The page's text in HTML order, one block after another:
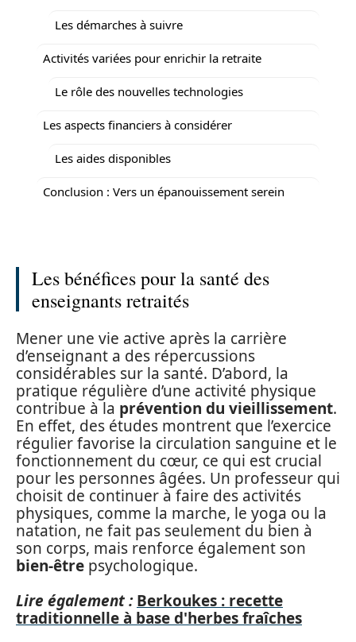
Les démarches à suivre
Activités variées pour enrichir la retraite
Le rôle des nouvelles technologies
Les aspects financiers à considérer
Les aides disponibles
Conclusion : Vers un épanouissement serein
Les bénéfices pour la santé des
enseignants retraités
Mener une vie active après la carrière
d’enseignant a des répercussions
considérables sur la santé. D’abord, la
pratique régulière d’une activité physique
contribue à la prévention du vieillissement.
En effet, des études montrent que l’exercice
régulier favorise la circulation sanguine et le
fonctionnement du cœur, ce qui est crucial
pour les personnes âgées. Un professeur qui
choisit de continuer à faire des activités
physiques, comme la marche, le yoga ou la
natation, ne fait pas seulement du bien à
son corps, mais renforce également son
bien-être psychologique.
Lire également : Berkoukes : recette
traditionnelle à base d'herbes fraîches